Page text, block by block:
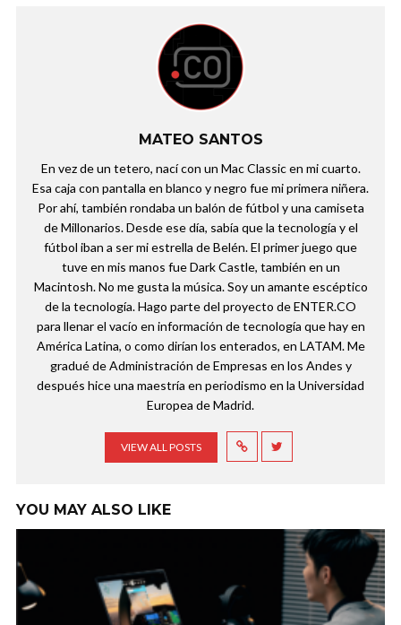
MATEO SANTOS
En vez de un tetero, nací con un Mac Classic en mi cuarto.
Esa caja con pantalla en blanco y negro fue mi primera niñera.
Por ahí, también rondaba un balón de fútbol y una camiseta
de Millonarios. Desde ese día, sabía que la tecnología y el
fútbol iban a ser mi estrella de Belén. El primer juego que
tuve en mis manos fue Dark Castle, también en un
Macintosh. No me gusta la música. Soy un amante escéptico
de la tecnología. Hago parte del proyecto de ENTER.CO
para llenar el vacío en información de tecnología que hay en
América Latina, o como dirían los enterados, en LATAM. Me
gradué de Administración de Empresas en los Andes y
después hice una maestría en periodismo en la Universidad
Europea de Madrid.
VIEW ALL POSTS
YOU MAY ALSO LIKE